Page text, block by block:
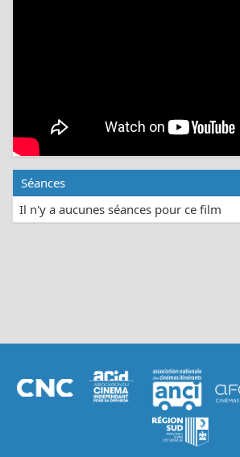
Séances
Il n'y a aucunes séances pour ce film